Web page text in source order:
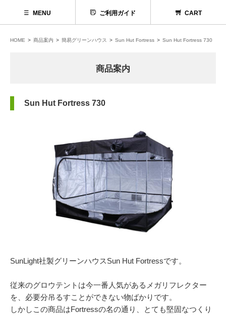
MENU
代理店募集
お問い合わせ
お電話でのお問い合わせ
054-270-4456
ご利用ガイド CART
HOME 商品案内 簡易グリーンハウス Sun Hut Fortress Sun Hut Fortress 730
商品案内
Sun Hut Fortress 730
SunLight社製グリーンハウスSun Hut Fortressです。
従来のグロウテントは今一番人気があるメガリフレクター
を、必要分吊るすことができない物ばかりです。
しかしこの商品はFortressの名の通り、とても堅固なつくり